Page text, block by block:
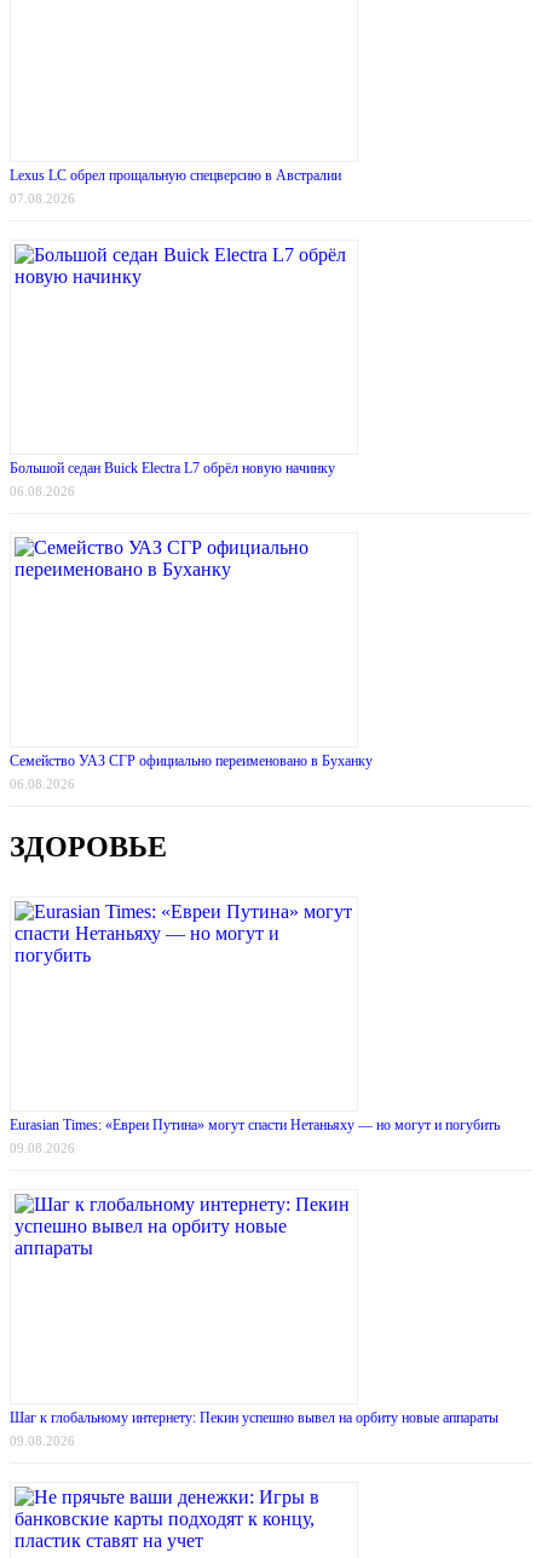
Lexus LC обрел прощальную спецверсию в Австралии
07.08.2026
Большой седан Buick Electra L7 обрёл новую начинку
06.08.2026
Семейство УАЗ СГР официально переименовано в Буханку
06.08.2026
ЗДОРОВЬЕ
Eurasian Times: «Евреи Путина» могут спасти Нетаньяху — но могут и погубить
09.08.2026
Шаг к глобальному интернету: Пекин успешно вывел на орбиту новые аппараты
09.08.2026